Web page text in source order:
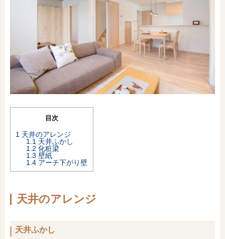
土地情報
オンライン相談会
目次
1 天井のアレンジ
1.1 天井ふかし
1.2 化粧梁
1.3 壁紙
1.4 アーチ下がり壁
天井のアレンジ
天井ふかし